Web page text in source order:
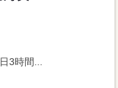
3時間...